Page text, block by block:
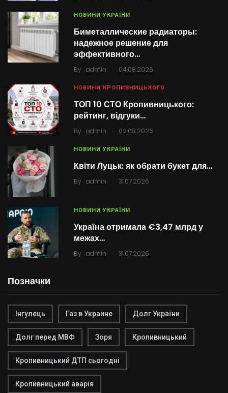
НОВИНИ УКРАЇНИ
Биметаллические радиаторы:
надежное решение для
эффективного…
By admin . 04.08.2026
НОВИНИ КРОПИВНИЦЬКОГО
ТОП 10 СТО Кропивницького:
рейтинг, відгуки…
By admin . 02.08.2026
НОВИНИ УКРАЇНИ
Квіти Луцьк: як обрати букет для…
By admin . 31.07.2026
НОВИНИ УКРАЇНИ
Україна отримала €3,47 млрд у
межах…
By admin . 31.07.2026
Позначки
Інгулець Газ в Украине Долг України
Долг перед МВФ Зоря Кропивницький
Кропивницький ДТП сьогодні
Кропивницький аварія